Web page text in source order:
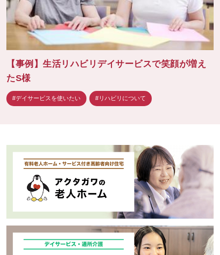
【事例】生活リハビリデイサービスで笑顔が増え
たS様
#デイサービスを使いたい #リハビリについて